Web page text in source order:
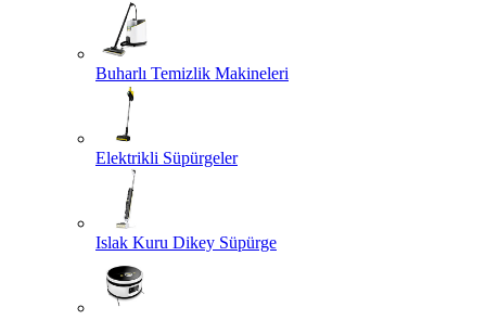
Buharlı Temizlik Makineleri
Elektrikli Süpürgeler
Islak Kuru Dikey Süpürge